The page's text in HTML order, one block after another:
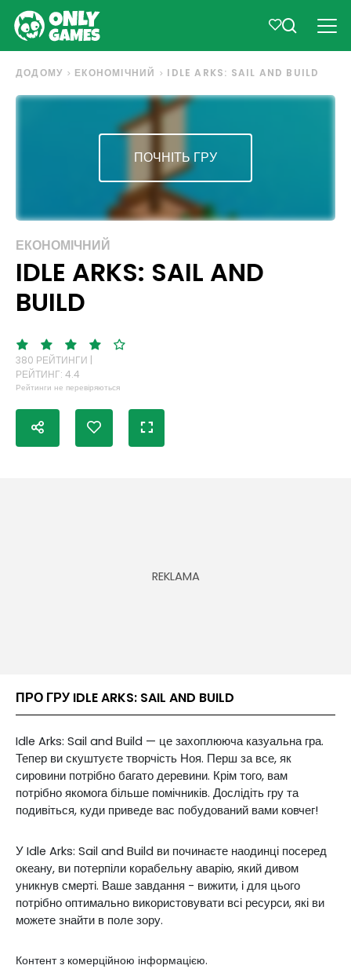
ДОДОМУ ЕКОНОМІЧНИЙ IDLE ARKS: SAIL AND BUILD
ПОЧНІТЬ ГРУ
ЕКОНОМІЧНИЙ
IDLE ARKS: SAIL AND
BUILD
380 РЕЙТИНГИ |
РЕЙТИНГ: 4.4
Рейтинги не перевіряються
ПРО ГРУ IDLE ARKS: SAIL AND BUILD
Idle Arks: Sail and Build — це захоплююча казуальна гра.
Тепер ви скуштуєте творчість Ноя. Перш за все, як
сировини потрібно багато деревини. Крім того, вам
потрібно якомога більше помічників. Дослідіть гру та
подивіться, куди приведе вас побудований вами ковчег!
У Idle Arks: Sail and Build ви починаєте наодинці посеред
океану, ви потерпіли корабельну аварію, який дивом
уникнув смерті. Ваше завдання - вижити, і для цього
потрібно оптимально використовувати всі ресурси, які ви
можете знайти в поле зору.
Контент з комерційною інформацією.